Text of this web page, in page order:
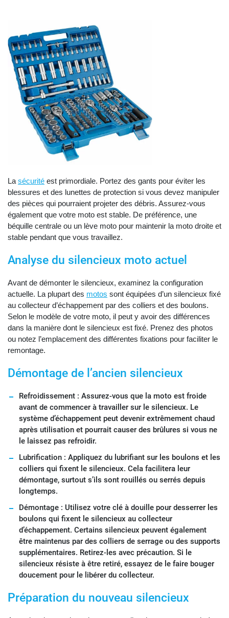
La sécurité est primordiale. Portez des gants pour éviter les
blessures et des lunettes de protection si vous devez manipuler
des pièces qui pourraient projeter des débris. Assurez-vous
également que votre moto est stable. De préférence, une
béquille centrale ou un lève moto pour maintenir la moto droite et
stable pendant que vous travaillez.
Analyse du silencieux moto actuel
Avant de démonter le silencieux, examinez la configuration
actuelle. La plupart des motos sont équipées d’un silencieux fixé
au collecteur d’échappement par des colliers et des boulons.
Selon le modèle de votre moto, il peut y avoir des différences
dans la manière dont le silencieux est fixé. Prenez des photos
ou notez l’emplacement des différentes fixations pour faciliter le
remontage.
Démontage de l’ancien silencieux
Refroidissement : Assurez-vous que la moto est froide
avant de commencer à travailler sur le silencieux. Le
système d’échappement peut devenir extrêmement chaud
après utilisation et pourrait causer des brûlures si vous ne
le laissez pas refroidir.
Lubrification : Appliquez du lubrifiant sur les boulons et les
colliers qui fixent le silencieux. Cela facilitera leur
démontage, surtout s’ils sont rouillés ou serrés depuis
longtemps.
Démontage : Utilisez votre clé à douille pour desserrer les
boulons qui fixent le silencieux au collecteur
d’échappement. Certains silencieux peuvent également
être maintenus par des colliers de serrage ou des supports
supplémentaires. Retirez-les avec précaution. Si le
silencieux résiste à être retiré, essayez de le faire bouger
doucement pour le libérer du collecteur.
Préparation du nouveau silencieux